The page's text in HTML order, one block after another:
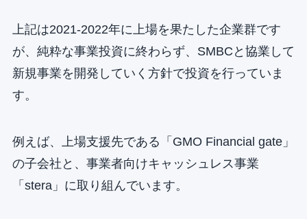
上記は2021-2022年に上場を果たした企業群です
が、純粋な事業投資に終わらず、SMBCと協業して
新規事業を開発していく方針で投資を行っていま
す。
例えば、上場支援先である「GMO Financial gate」
の子会社と、事業者向けキャッシュレス事業
「stera」に取り組んでいます。